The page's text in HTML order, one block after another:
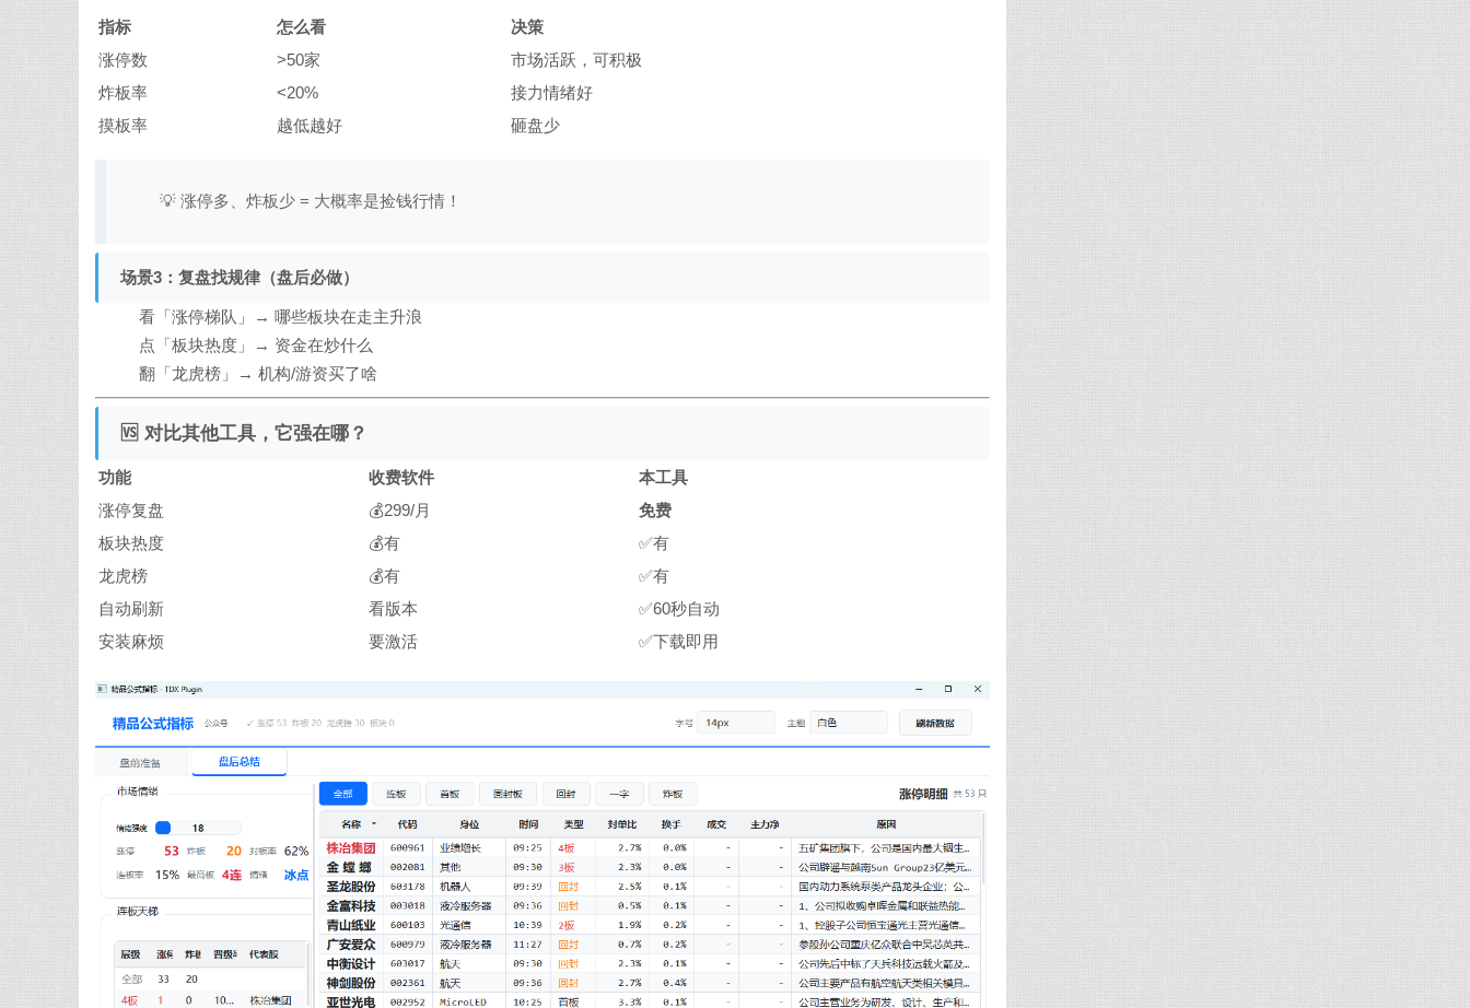
指标 怎么看
决策
涨停数
>50家
市场活跃，可积极
炸板率
<20%
接力情绪好
摸板率
越低越好 砸盘少
💡 涨停多、炸板少 = 大概率是捡钱行情！
场景3：复盘找规律（盘后必做）
看「涨停梯队」→ 哪些板块在走主升浪
点「板块热度」→ 资金在炒什么
翻「龙虎榜」→ 机构/游资买了啥
🆚 对比其他工具，它强在哪？
功能 收费软件
本工具
涨停复盘
💰299/月
免费
板块热度
💰有
✅有
龙虎榜
💰有
✅有
自动刷新
看版本
✅60秒自动
安装麻烦
要激活 ✅下载即用